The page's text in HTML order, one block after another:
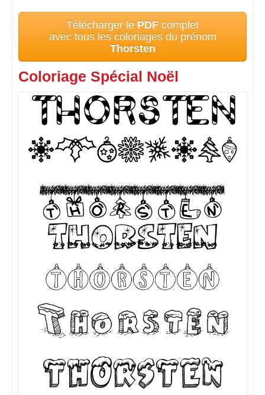
Télécharger le PDF complet
avec tous les coloriages du prénom
Thorsten
Coloriage Spécial Noël